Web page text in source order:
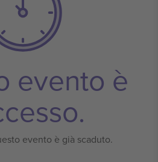
evento è
evento è già scaduto.